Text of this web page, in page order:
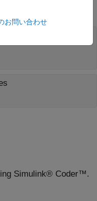
Simulink® Coder™.
お問い合わせ